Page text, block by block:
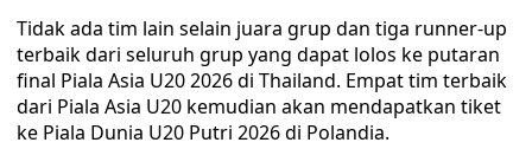
Tidak ada tim lain selain juara grup dan tiga runner-up
terbaik dari seluruh grup yang dapat lolos ke putaran
final Piala Asia U20 2026 di Thailand. Empat tim terbaik
dari Piala Asia U20 kemudian akan mendapatkan tiket
ke Piala Dunia U20 Putri 2026 di Polandia.